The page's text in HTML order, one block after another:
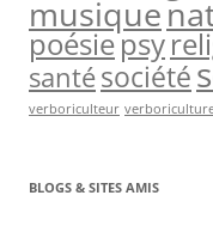
musique
poésiepsy
santésociété
verboriculteur
BLOGS & SITES AMIS